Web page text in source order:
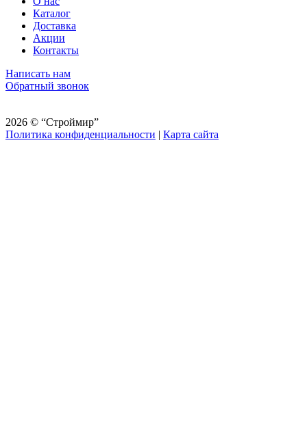
Каталог
Доставка
Акции
Контакты
Написать нам
Обратный звонок
2026 © “Строймир”
Политика конфиденциальности | Карта сайта